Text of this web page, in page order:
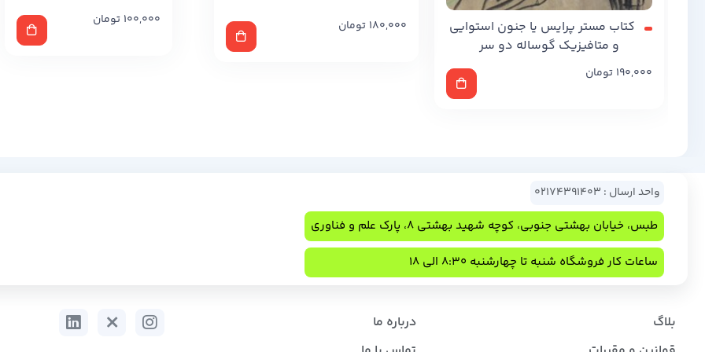
کتاب مستر پرایس یا جنون استوایی
و متافیزیک گوساله دو سر
190,000 تومان
180,000 تومان 100,000 تومان
واحد ارسال : 02174391403
طبس، خیابان بهشتی جنوبی، کوچه شهید بهشتی 8، پارک علم و فناوری
ساعات کار فروشگاه شنبه تا چهارشنبه 8:30 الی 18
بلاگ
درباره ما